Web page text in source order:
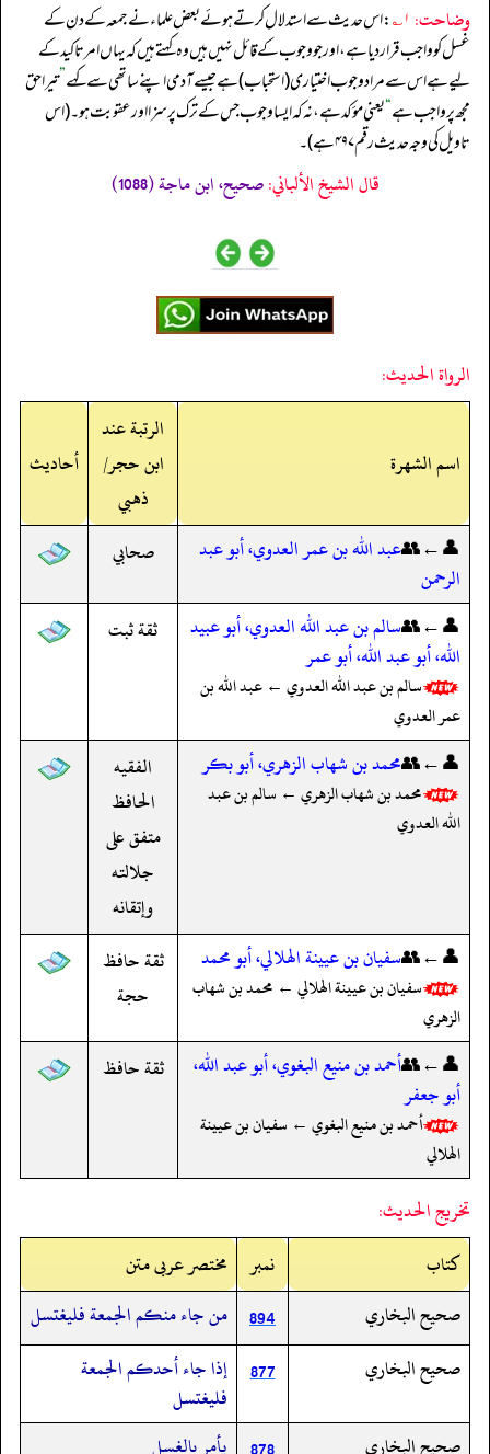
وضاحت: ۱؎ : اس حدیث سے استدلال کرتے ہوئے بعض علماء نے جمعہ کے دن کے
غسل کو واجب قرار دیا ہے، اور جو وجوب کے قائل نہیں ہیں وہ کہتے ہیں کہ یہاں امر تاکید کے
لیے ہے اس سے مراد وجوب اختیاری (استحباب) ہے جیسے آدمی اپنے ساتھی سے کہے”تیرا حق
مجھ پر واجب ہے“یعنی مؤکد ہے، نہ کہ ایسا وجوب جس کے ترک پر سزا اور عقوبت ہو۔ (اس
تاویل کی وجہ حدیث رقم ۴۹۷ ہے)۔
قال الشيخ الألباني:صحيح، ابن ماجة (1088)
الرواة الحديث:
اسم الشهرة
الرتبة عند
ابن حجر/
ذهبي
أحاديث
👤←👥عبد الله بن عمر العدوي، أبو عبد
الرحمن
صحابي
👤←👥سالم بن عبد الله العدوي، أبو عبيد
الله، أبو عبد الله، أبو عمر
سالم بن عبد الله العدوي ← عبد الله بن
عمر العدوي
ثقة ثبت
👤←👥محمد بن شهاب الزهري، أبو بكر
محمد بن شهاب الزهري ← سالم بن عبد
الله العدوي
الفقيه
الحافظ
متفق على
جلالته
وإتقانه
👤←👥سفيان بن عيينة الهلالي، أبو محمد
سفيان بن عيينة الهلالي ← محمد بن شهاب
الزهري
ثقة حافظ
حجة
👤←👥أحمد بن منيع البغوي، أبو عبد الله،
أبو جعفر
أحمد بن منيع البغوي ← سفيان بن عيينة
الهلالي
ثقة حافظ
تخريج الحديث:
کتاب
نمبر
مختصر عربی متن
صحيح البخاري
894
من جاء منكم الجمعة فليغتسل
صحيح البخاري
877
إذا جاء أحدكم الجمعة
فليغتسل
صحيح البخاري
يأمر بالغسل